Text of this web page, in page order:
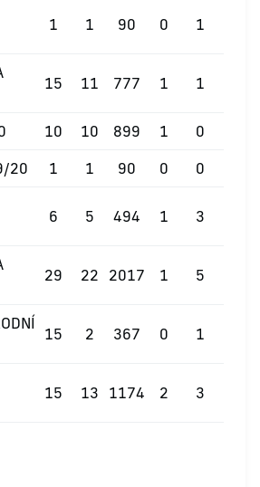
1 1 90 0 1
15 11 777 1 1
10 10 899 1 0
20 1 1 90 0 0
6 5 494 1 3
29 22 2017 1 5
15 2 367 0 1
15 13 1174 2 3